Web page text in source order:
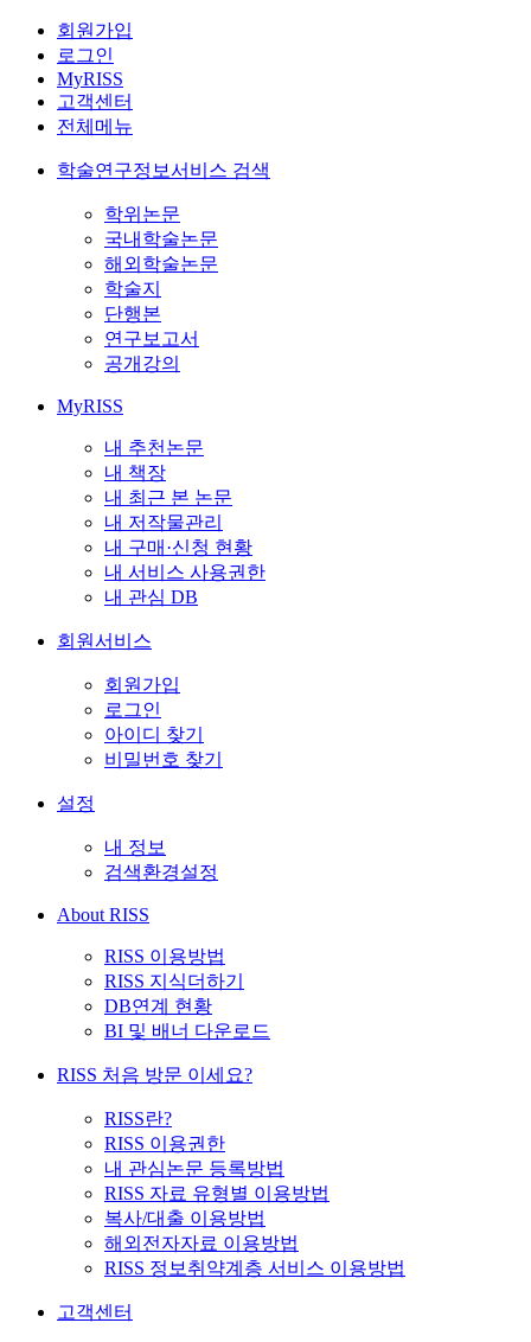
회원가입
로그인
MyRISS
고객센터
전체메뉴
학술연구정보서비스 검색
학위논문
국내학술논문
해외학술논문
학술지
단행본
연구보고서
공개강의
MyRISS
내 추천논문
내 책장
내 최근 본 논문
내 저작물관리
내 구매·신청 현황
내 서비스 사용권한
내 관심 DB
회원서비스
회원가입
로그인
아이디 찾기
비밀번호 찾기
설정
내 정보
검색환경설정
About RISS
RISS 이용방법
RISS 지식더하기
DB연계 현황
BI 및 배너 다운로드
RISS 처음 방문 이세요?
RISS란?
RISS 이용권한
내 관심논문 등록방법
RISS 자료 유형별 이용방법
복사/대출 이용방법
해외전자자료 이용방법
RISS 정보취약계층 서비스 이용방법
고객센터